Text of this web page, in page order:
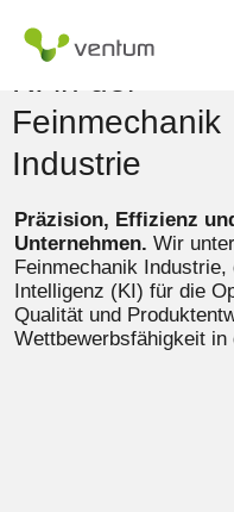
Inhalt
springen
Feinmechanik
Industrie
Präzision, Effizienz
Unternehmen. Wir
Feinmechanik
Intelligenz (KI) für die
Qualität und
Wettbewerbsfähigkeit